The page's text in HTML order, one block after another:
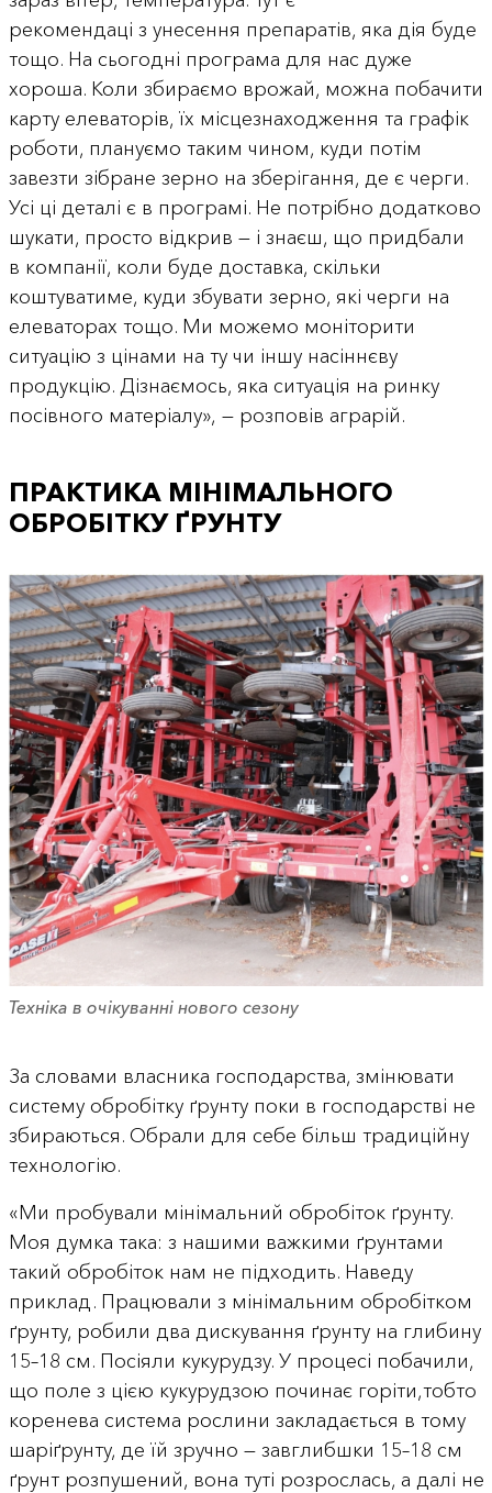
рекомендаці з унесення препаратів, яка дія буде
тощо. На сьогодні програма для нас дуже
хороша. Коли збираємо врожай, можна побачити
карту елеваторів, їх місцезнаходження та графік
роботи, плануємо таким чином, куди потім
завезти зібране зерно на зберігання, де є черги.
Усі ці деталі є в програмі. Не потрібно додатково
шукати, просто відкрив — і знаєш, що придбали
в компанії, коли буде доставка, скільки
коштуватиме, куди збувати зерно, які черги на
елеваторах тощо. Ми можемо моніторити
ситуацію з цінами на ту чи іншу насіннєву
продукцію. Дізнаємось, яка ситуація на ринку
посівного матеріалу», — розповів аграрій.
ПРАКТИКА МІНІМАЛЬНОГО
ОБРОБІТКУ ҐРУНТУ
Техніка в очікуванні нового сезону
За словами власника господарства, змінювати
систему обробітку ґрунту поки в господарстві не
збираються. Обрали для себе більш традиційну
технологію.
«Ми пробували мінімальний обробіток ґрунту.
Моя думка така: з нашими важкими ґрунтами
такий обробіток нам не підходить. Наведу
приклад. Працювали з мінімальним обробітком
ґрунту, робили два дискування ґрунту на глибину
15–18 см. Посіяли кукурудзу. У процесі побачили,
що поле з цією кукурудзою починає горіти,тобто
коренева система рослини закладається в тому
шаріґрунту, де їй зручно — завглибшки 15–18 см
ґрунт розпушений, вона туті розрослась, а далі не